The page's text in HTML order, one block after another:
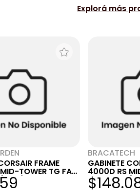
Explorá más
FRAME
TOWER TG FAN
BRACATECH
GABINETE
4000D RS
X3 BLACK